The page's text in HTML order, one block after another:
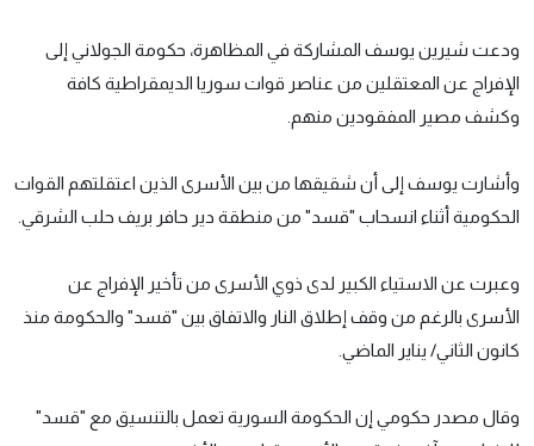
ودعت شيرين يوسف المشاركة في المظاهرة، حكومة الجولاني إلى
الإفراج عن المعتقلين من عناصر قوات سوريا الديمقراطية كافة
وكشف مصير المفقودين منهم.
وأشارت يوسف إلى أن شقيقها من بين الأسرى الذين اعتقلتهم القوات
الحكومية أثناء انسحاب "قسد" من منطقة دير حافر بريف حلب الشرقي.
وعبرت عن الاستياء الكبير لدى ذوي الأسرى من تأخير الإفراج عن
الأسرى بالرغم من وقف إطلاق النار والاتفاق بين "قسد" والحكومة منذ
كانون الثاني/ يناير الماضي.
وقال مصدر حكومي إن الحكومة السورية تعمل بالتنسيق مع "قسد"